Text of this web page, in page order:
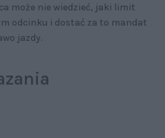
może nie wiedzieć, jaki limit
odcinku i dostać za to mandat
jazdy.